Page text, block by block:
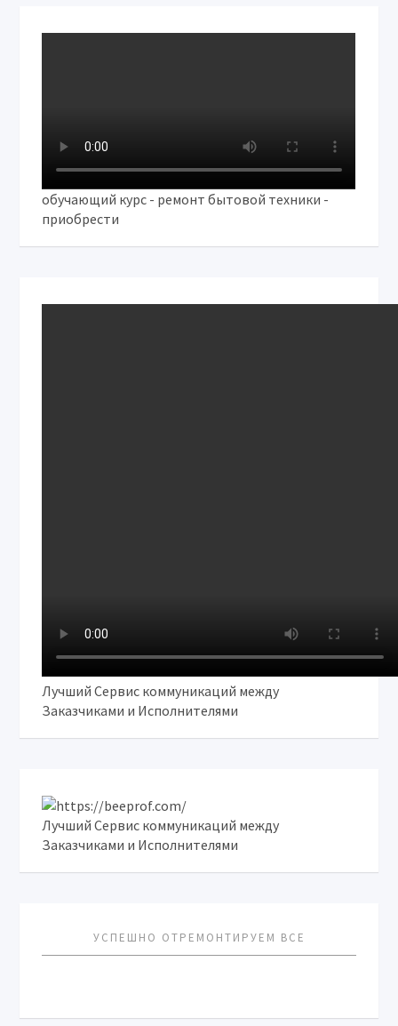
обучающий курс - ремонт бытовой техники -
приобрести
Лучший Сервис коммуникаций между
Заказчиками и Исполнителями
Лучший Сервис коммуникаций между
Заказчиками и Исполнителями
УСПЕШНО ОТРЕМОНТИРУЕМ ВСЕ